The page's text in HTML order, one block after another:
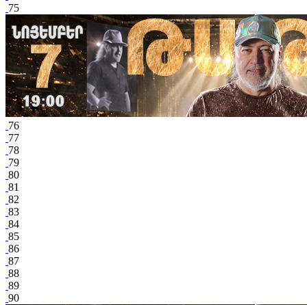
75
76
77
78
79
80
81
82
83
84
85
86
87
88
89
90